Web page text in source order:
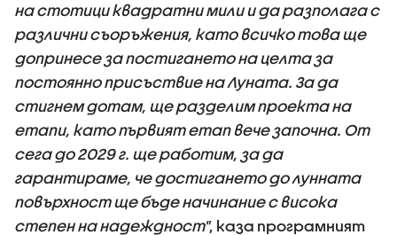
на стотици квадратни мили и да разполага с
различни съоръжения, като всичко това ще
допринесе за постигането на целта за
постоянно присъствие на Луната. За да
стигнем дотам, ще разделим проекта на
етапи, като първият етап вече започна. От
сега до 2029 г. ще работим, за да
гарантираме, че достигането до лунната
повърхност ще бъде начинание с висока
степен на надеждност", каза програмният